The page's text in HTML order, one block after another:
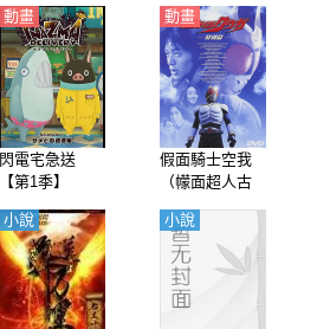
閃電宅急送
【第1季】
動畫
假面騎士空我
（幪面超人古
酷賈） 特別篇
【日語】
動畫
小說 小說